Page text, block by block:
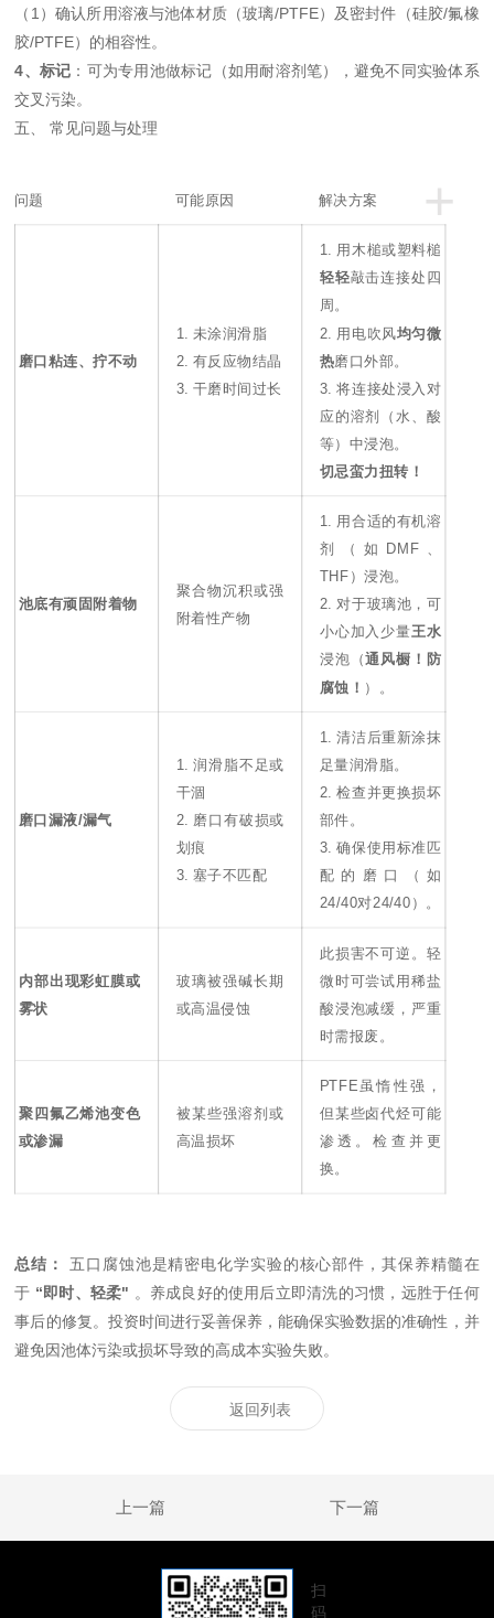
（1）确认所用溶液与池体材质（玻璃/PTFE）及密封件（硅胶/氟橡
胶/PTFE）的相容性。
4、标记 ：可为专用池做标记（如用耐溶剂笔），避免不同实验体系
交叉污染。
五、 常见问题与处理
+
问题 可能原因 解决方案
磨口粘连、拧不动
1. 未涂润滑脂
2. 有反应物结晶
3. 干磨时间过长
1. 用木槌或塑料槌
轻轻敲击连接处四
周。
2. 用电吹风均匀微
热磨口外部。
3. 将连接处浸入对
应的溶剂（水、酸
等）中浸泡。
切忌蛮力扭转！
池底有顽固附着物
聚合物沉积或强
附着性产物
1. 用合适的有机溶
剂（如DMF、
THF）浸泡。
2. 对于玻璃池，可
小心加入少量王水
浸泡（通风橱！防
腐蚀！ ）。
磨口漏液/漏气
1. 润滑脂不足或
干涸
2. 磨口有破损或
划痕
3. 塞子不匹配
1. 清洁后重新涂抹
足量润滑脂。
2. 检查并更换损坏
部件。
3. 确保使用标准匹
配的磨口（如
24/40对24/40）。
内部出现彩虹膜或
雾状
玻璃被强碱长期
或高温侵蚀
此损害不可逆。轻
微时可尝试用稀盐
酸浸泡减缓，严重
时需报废。
聚四氟乙烯池变色
或渗漏
被某些强溶剂或
高温损坏
PTFE虽惰性强，
但某些卤代烃可能
渗透。检查并更
换。
总结：
五口腐蚀池是精密电化学实验的核心部件，其保养精髓在
于 “即时、轻柔" 。养成良好的使用后立即清洗的习惯，远胜于任何
事后的修复。投资时间进行妥善保养，能确保实验数据的准确性，并
避免因池体污染或损坏导致的高成本实验失败。
返回列表
上一篇 下一篇
扫
码